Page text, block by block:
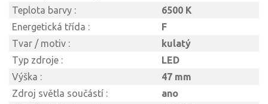
Teplota barvy :
6500 K
Energetická třída :
F
Tvar / motiv :
kulatý
Typ zdroje :
LED
Výška :
47 mm
Zdroj světla součástí :
ano